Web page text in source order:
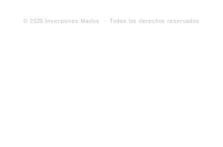
© 2025 Inversiones Marlus · Todos los derechos reservados